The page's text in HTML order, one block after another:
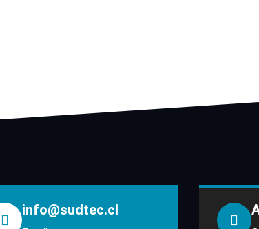
info@sudtec.cl